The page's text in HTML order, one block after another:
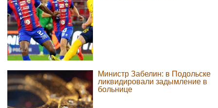
Министр Забелин: в Подольске
ликвидировали задымление в
больнице